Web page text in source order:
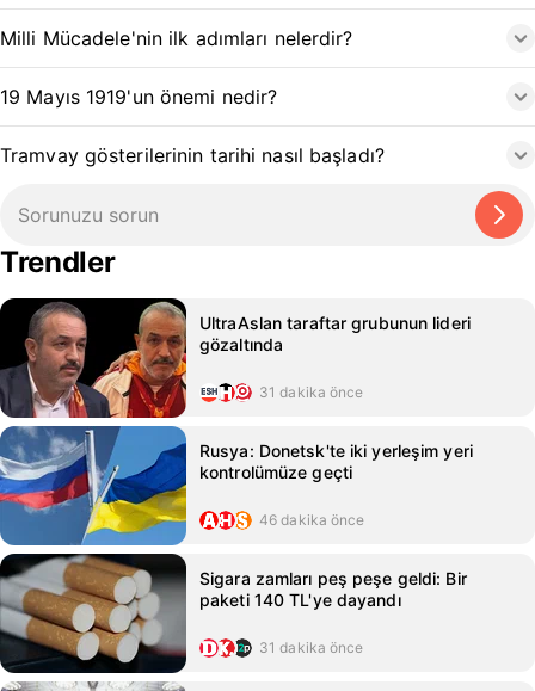
Milli Mücadele'nin ilk adımları nelerdir?
19 Mayıs 1919'un önemi nedir?
Tramvay gösterilerinin tarihi nasıl başladı?
Trendler
UltraAslan taraftar grubunun lideri
gözaltında
31 dakika önce
Rusya: Donetsk'te iki yerleşim yeri
kontrolümüze geçti
46 dakika önce
Sigara zamları peş peşe geldi: Bir
paketi 140 TL'ye dayandı
31 dakika önce